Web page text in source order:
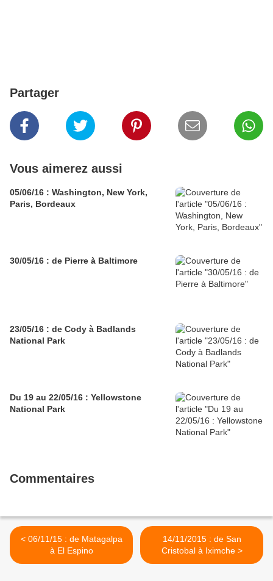
Partager
Vous aimerez aussi
05/06/16 : Washington, New York,
Paris, Bordeaux
30/05/16 : de Pierre à Baltimore
23/05/16 : de Cody à Badlands
National Park
Du 19 au 22/05/16 : Yellowstone
National Park
Commentaires
< 06/11/15 : de Matagalpa
à El Espino
14/11/2015 : de San
Cristobal à Iximche >